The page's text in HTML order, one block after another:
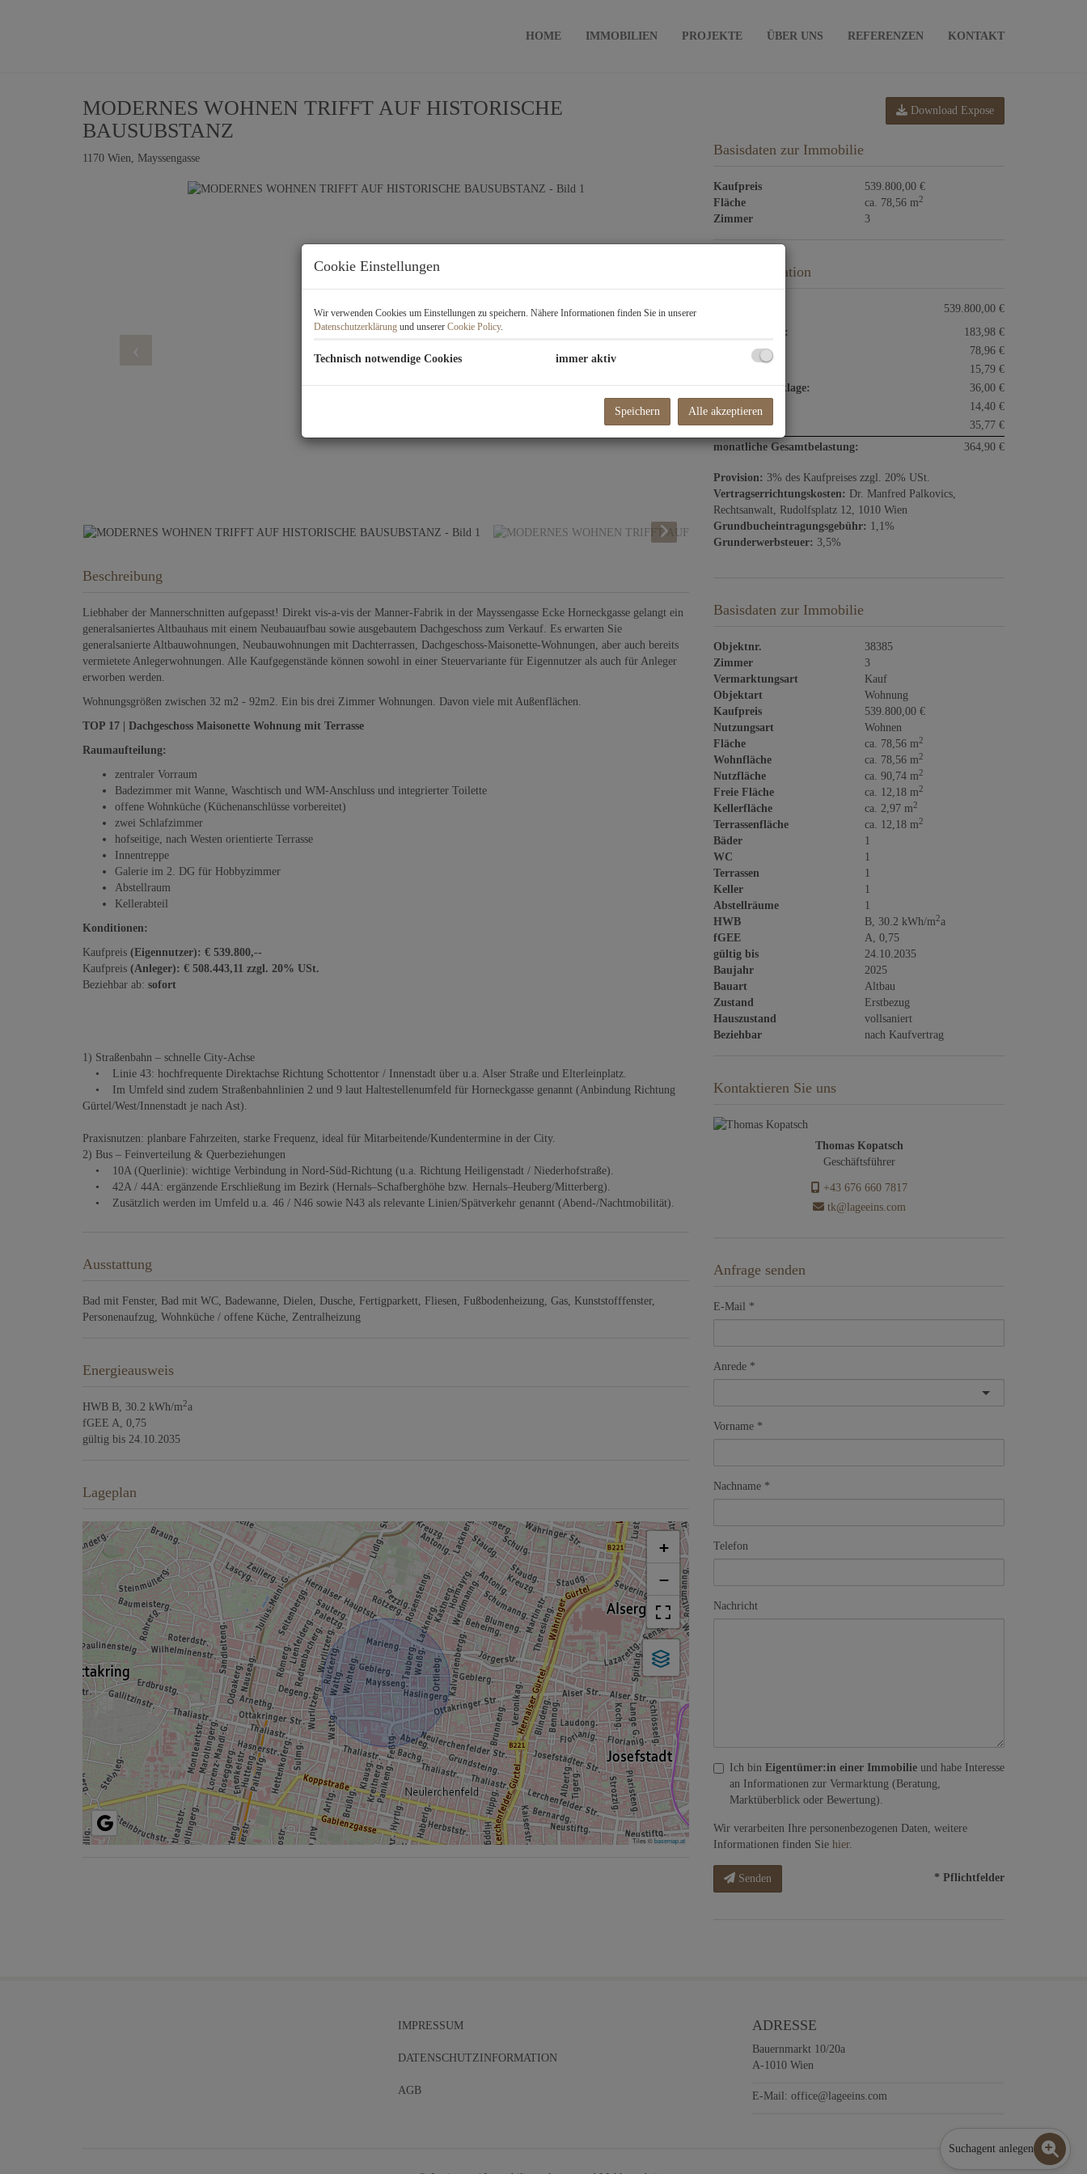
HOME IMMOBILIEN PROJEKTE ÜBER UNS REFERENZEN KONTAKT
MODERNES WOHNEN TRIFFT AUF HISTORISCHE
BAUSUBSTANZ
1170 Wien, Mayssengasse
Beschreibung
Liebhaber der Mannerschnitten aufgepasst! Direkt vis-a-vis der Manner-Fabrik in der Mayssengasse Ecke Horneckgasse gelangt ein
generalsaniertes Altbauhaus mit einem Neubauaufbau sowie ausgebautem Dachgeschoss zum Verkauf. Es erwarten Sie
generalsanierte Altbauwohnungen, Neubauwohnungen mit Dachterrassen, Dachgeschoss-Maisonette-Wohnungen, aber auch bereits
vermietete Anlegerwohnungen. Alle Kaufgegenstände können sowohl in einer Steuervariante für Eigennutzer als auch für Anleger
erworben werden.
Wohnungsgrößen zwischen 32 m2 - 92m2. Ein bis drei Zimmer Wohnungen. Davon viele mit Außenflächen.
TOP 17 | Dachgeschoss Maisonette Wohnung mit Terrasse
Raumaufteilung:
zentraler Vorraum
Badezimmer mit Wanne, Waschtisch und WM-Anschluss und integrierter Toilette
offene Wohnküche (Küchenanschlüsse vorbereitet)
zwei Schlafzimmer
hofseitige, nach Westen orientierte Terrasse
Innentreppe
Galerie im 2. DG für Hobbyzimmer
Abstellraum
Kellerabteil
Konditionen:
Kaufpreis (Eigennutzer): € 539.800,--
Kaufpreis (Anleger): € 508.443,11 zzgl. 20% USt.
Beziehbar ab: sofort
1) Straßenbahn – schnelle City-Achse
• Linie 43: hochfrequente Direktachse Richtung Schottentor / Innenstadt über u.a. Alser Straße und Elterleinplatz.
• Im Umfeld sind zudem Straßenbahnlinien 2 und 9 laut Haltestellenumfeld für Horneckgasse genannt (Anbindung Richtung
Gürtel/West/Innenstadt je nach Ast).
Praxisnutzen: planbare Fahrzeiten, starke Frequenz, ideal für Mitarbeitende/Kundentermine in der City.
2) Bus – Feinverteilung & Querbeziehungen
• 10A (Querlinie): wichtige Verbindung in Nord-Süd-Richtung (u.a. Richtung Heiligenstadt / Niederhofstraße).
• 42A / 44A: ergänzende Erschließung im Bezirk (Hernals–Schafberghöhe bzw. Hernals–Heuberg/Mitterberg).
• Zusätzlich werden im Umfeld u.a. 46 / N46 sowie N43 als relevante Linien/Spätverkehr genannt (Abend-/Nachtmobilität).
Ausstattung
Bad mit Fenster Bad mit WC Badewanne Dielen Dusche Fertigparkett Fliesen Fußbodenheizung Gas Kunststofffenster
Personenaufzug Wohnküche / offene Küche Zentralheizung
Energieausweis
HWB B, 30.2 kWh/m2a
fGEE A, 0,75
gültig bis 24.10.2035
Lageplan
+
−
Tiles ©basemap.at
Download Expose
Basisdaten zur Immobilie
Kaufpreis
539.800,00 €
Fläche
ca. 78,56 m2
Zimmer 3
Preisinformation
539.800,00 €
Betriebskosten:
183,98 €
Heizkosten:
78,96 €
15,79 €
Reparaturrücklage:
36,00 €
Liftkosten:
14,40 €
Umsatzsteuer:
35,77 €
monatliche Gesamtbelastung:
364,90 €
Provision: 3% des Kaufpreises zzgl. 20% USt.
Vertragserrichtungskosten: Dr. Manfred Palkovics,
Rechtsanwalt, Rudolfsplatz 12, 1010 Wien
Grundbucheintragungsgebühr: 1,1%
Grunderwerbsteuer: 3,5%
Basisdaten zur Immobilie
Objektnr.
38385
Zimmer
3
Vermarktungsart
Kauf
Objektart
Wohnung
Kaufpreis
539.800,00 €
Nutzungsart
Wohnen
Fläche
ca. 78,56 m2
Wohnfläche ca. 78,56 m2
Nutzfläche ca. 90,74 m2
Freie Fläche ca. 12,18 m2
Kellerfläche ca. 2,97 m2
Terrassenfläche ca. 12,18 m2
Bäder
1
WC
1
Terrassen
1
Keller
1
Abstellräume
1
HWB
B, 30.2 kWh/m2a
fGEE
A, 0,75
gültig bis
24.10.2035
Baujahr
2025
Bauart
Altbau
Zustand
Erstbezug
Hauszustand
vollsaniert
Beziehbar
nach Kaufvertrag
Kontaktieren Sie uns
Thomas Kopatsch
Geschäftsführer
+43 676 660 7817
tk@lageeins.com
Anfrage senden
E-Mail
Anrede
Vorname
Nachname
Telefon
Nachricht
Ich bin Eigentümer:in einer Immobilie und habe Interesse
an Informationen zur Vermarktung (Beratung,
Marktüberblick oder Bewertung).
Wir verarbeiten Ihre personenbezogenen Daten, weitere
Informationen finden Sie hier.
Senden * Pflichtfelder
IMPRESSUM
DATENSCHUTZINFORMATION
AGB
ADRESSE
Bauernmarkt 10/20a
A-1010 Wien
E-Mail: office@lageeins.com
Suchagent anlegen
Cookie Einstellungen
Wir verwenden Cookies um Einstellungen zu speichern. Nähere Informationen finden Sie in unserer
Datenschutzerklärung und unserer Cookie Policy.
Technisch notwendige Cookies immer aktiv
Speichern Alle akzeptieren